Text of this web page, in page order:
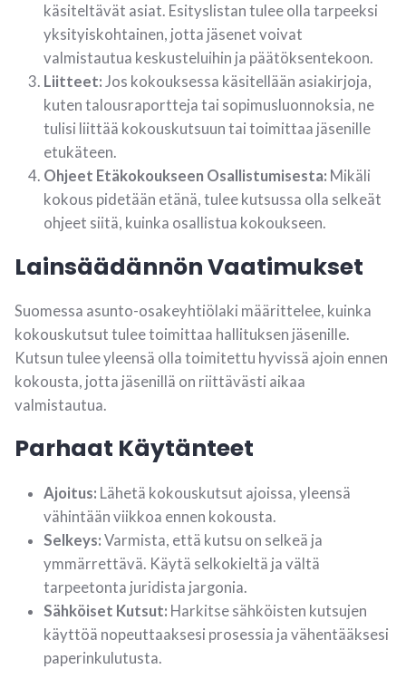
käsiteltävät asiat. Esityslistan tulee olla tarpeeksi
yksityiskohtainen, jotta jäsenet voivat
valmistautua keskusteluihin ja päätöksentekoon.
Liitteet: Jos kokouksessa käsitellään asiakirjoja,
kuten talousraportteja tai sopimusluonnoksia, ne
tulisi liittää kokouskutsuun tai toimittaa jäsenille
etukäteen.
Ohjeet Etäkokoukseen Osallistumisesta: Mikäli
kokous pidetään etänä, tulee kutsussa olla selkeät
ohjeet siitä, kuinka osallistua kokoukseen.
Lainsäädännön Vaatimukset
Suomessa asunto-osakeyhtiölaki määrittelee, kuinka
kokouskutsut tulee toimittaa hallituksen jäsenille.
Kutsun tulee yleensä olla toimitettu hyvissä ajoin ennen
kokousta, jotta jäsenillä on riittävästi aikaa
valmistautua.
Parhaat Käytänteet
Ajoitus: Lähetä kokouskutsut ajoissa, yleensä
vähintään viikkoa ennen kokousta.
Selkeys: Varmista, että kutsu on selkeä ja
ymmärrettävä. Käytä selkokieltä ja vältä
tarpeetonta juridista jargonia.
Sähköiset Kutsut: Harkitse sähköisten kutsujen
käyttöä nopeuttaaksesi prosessia ja vähentääksesi
paperinkulutusta.